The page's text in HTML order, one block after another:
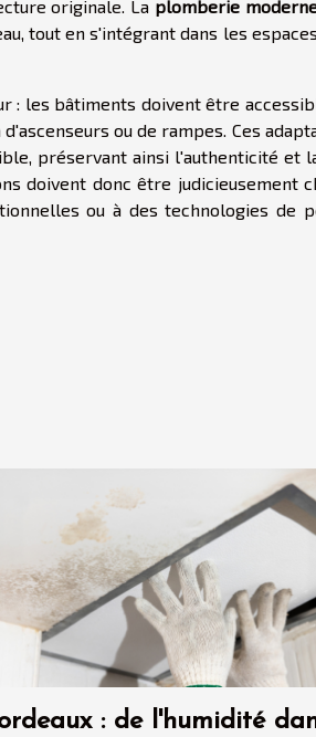
originale. La plomberie
tout en s'intégrant dans les
: les bâtiments doivent être
ou de rampes. Ces
préservant ainsi l'authenticité et
doivent donc être judicieusement
ou à des technologies de
: de l'humidité